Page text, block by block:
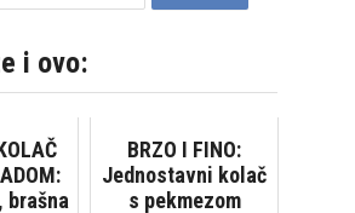
i ovo:
brašna
BRZO I FINO:
Jednostavni kolač
s pekmezom